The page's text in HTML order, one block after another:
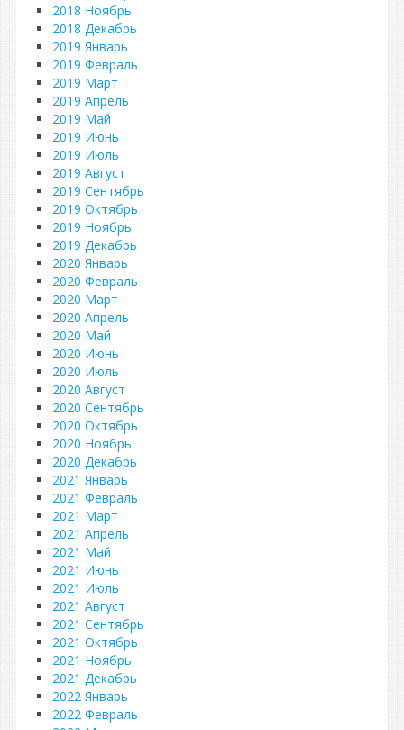
2018 Ноябрь
2018 Декабрь
2019 Январь
2019 Февраль
2019 Март
2019 Апрель
2019 Май
2019 Июнь
2019 Июль
2019 Август
2019 Сентябрь
2019 Октябрь
2019 Ноябрь
2019 Декабрь
2020 Январь
2020 Февраль
2020 Март
2020 Апрель
2020 Май
2020 Июнь
2020 Июль
2020 Август
2020 Сентябрь
2020 Октябрь
2020 Ноябрь
2020 Декабрь
2021 Январь
2021 Февраль
2021 Март
2021 Апрель
2021 Май
2021 Июнь
2021 Июль
2021 Август
2021 Сентябрь
2021 Октябрь
2021 Ноябрь
2021 Декабрь
2022 Январь
2022 Февраль